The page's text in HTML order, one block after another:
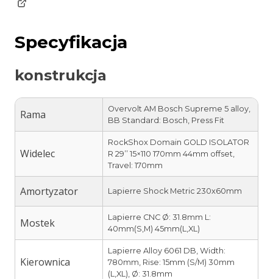
Specyfikacja
konstrukcja
Rama
Overvolt AM Bosch Supreme 5 alloy,
BB Standard: Bosch, Press Fit
Widelec
RockShox Domain GOLD ISOLATOR
R 29’’ 15×110 170mm 44mm offset,
Travel: 170mm
Amortyzator Lapierre Shock Metric 230x60mm
Mostek
Lapierre CNC Ø: 31.8mm L:
40mm(S,M) 45mm(L,XL)
Kierownica
Lapierre Alloy 6061 DB, Width:
780mm, Rise: 15mm (S/M) 30mm
(L,XL), Ø: 31.8mm